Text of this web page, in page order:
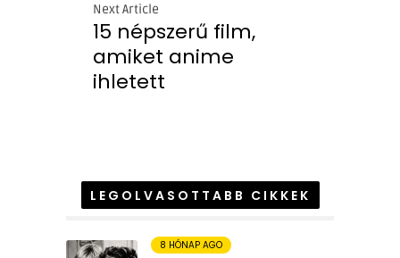
Next Article
15 népszerű film,
amiket anime
ihletett
LEGOLVASOTTABB CIKKEK
8 HÓNAP AGO